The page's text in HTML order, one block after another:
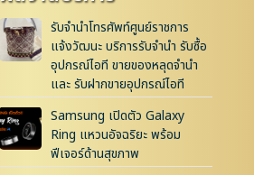
รับจำนำโทรศัพท์ศูนย์ราชการ
แจ้งวัฒนะ บริการรับจำนำ รับซื้อ
อุปกรณ์ไอที ขายของหลุดจำนำ
และ รับฝากขายอุปกรณ์ไอที
Samsung เปิดตัว Galaxy
Ring แหวนอัจฉริยะ พร้อม
ฟีเจอร์ด้านสุขภาพ